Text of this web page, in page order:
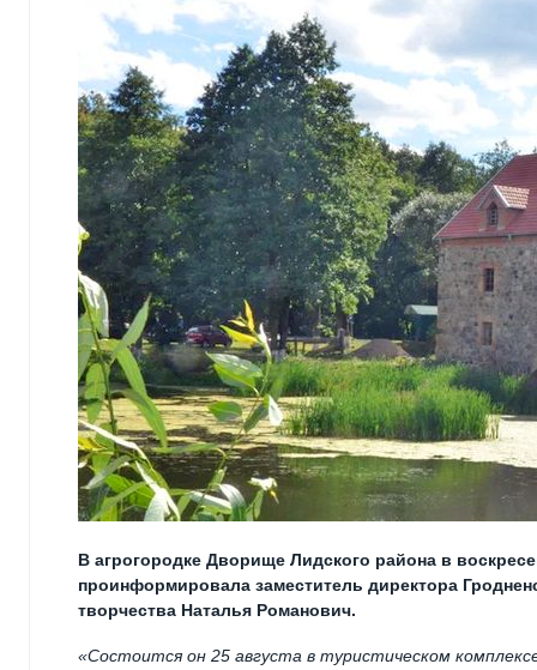
В агрогородке Дворище Лидского района в
проинформировала заместитель директора
творчества Наталья Романович.
«Состоится он 25 августа в туристическом